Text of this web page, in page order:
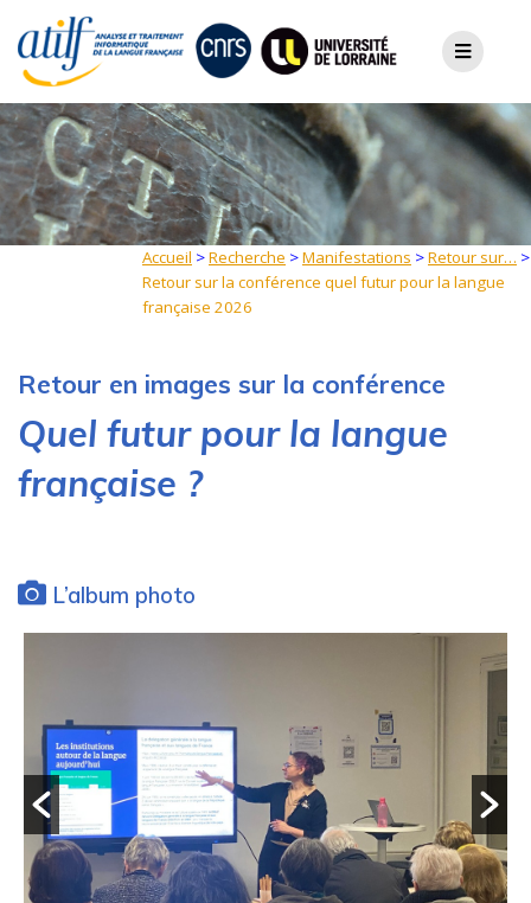
content
Accueil >Recherche >Manifestations >Retour sur… >
Retour sur la conférence quel futur pour la langue
française 2026
Retour en images sur la conférence
Quel futur pour la langue
française ?
L’album photo